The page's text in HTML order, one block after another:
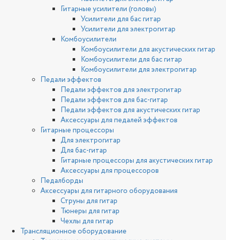
Гитарные усилители (головы)
Усилители для бас гитар
Усилители для электрогитар
Комбоусилители
Комбоусилители для акустических гитар
Комбоусилители для бас гитар
Комбоусилители для электрогитар
Педали эффектов
Педали эффектов для электрогитар
Педали эффектов для бас-гитар
Педали эффектов для акустических гитар
Аксессуары для педалей эффектов
Гитарные процессоры
Для электрогитар
Для бас-гитар
Гитарные процессоры для акустических гитар
Аксессуары для процессоров
Педалборды
Аксессуары для гитарного оборудования
Струны для гитар
Тюнеры для гитар
Чехлы для гитар
Трансляционное оборудование